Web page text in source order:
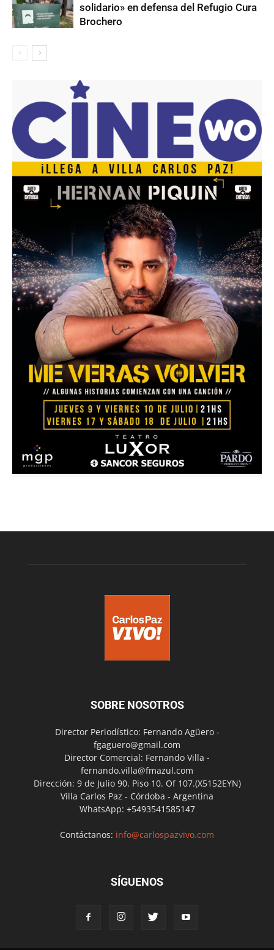
solidario» en defensa del Refugio Cura
Brochero
SOBRE NOSOTROS
Director Periodístico: Fernando Agüero -
fgaguero@gmail.com
Director Comercial: Fernando Villa -
fernando.villa@fmazul.com
Dirección: 9 de Julio 90. Piso 10. Of 107.(X5152EYN)
Villa Carlos Paz - Córdoba - Argentina
WhatsApp: +5493541585147
Contáctanos: info@carlospazvivo.com
SÍGUENOS